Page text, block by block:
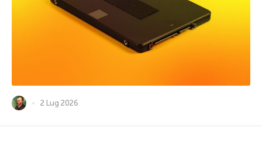
2 Lug 2026